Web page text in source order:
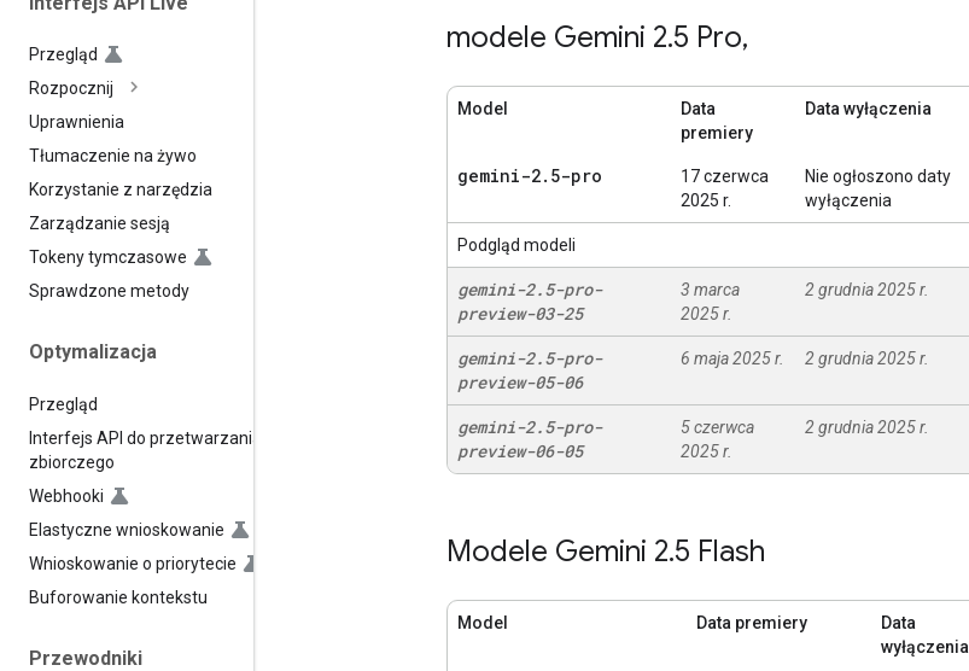
Przegląd
Rozpocznij
Uprawnienia
Tłumaczenie na żywo
Korzystanie z narzędzia
Zarządzanie sesją
Tokeny tymczasowe
Sprawdzone metody
Optymalizacja
Przegląd
Interfejs API do przetwarzania
zbiorczego
Webhooki
Elastyczne wnioskowanie
Wnioskowanie o priorytecie
Buforowanie kontekstu
Przewodniki
modele Gemini 2.5 Pro,
Model
Data
premiery
Data wyłączenia
gemini-2. 5-pro
17 czerwca
2025 r.
Nie ogłoszono daty
wyłączenia
Podgląd modeli
gemini-2.5-pro-
preview-03-25
3 marca
2025 r.
2 grudnia 2025 r.
gemini-2.5-pro-
preview-05-06
6 maja 2025 r. 2 grudnia 2025 r.
gemini-2.5-pro-
preview-06-05
5 czerwca
2025 r.
2 grudnia 2025 r.
Modele Gemini 2.5 Flash
Model Data premiery
Data
wyłączenia